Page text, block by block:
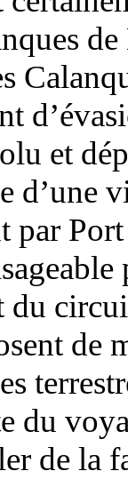
et
d’une
par
du
de
du
de la